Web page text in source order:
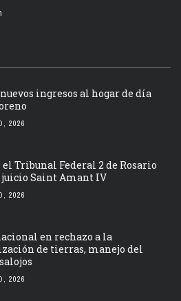
ingresos al hogar de día
2026
el Tribunal Federal 2 de Rosario
juicio Saint Amant IV
2026
en rechazo a la
de tierras, manejo del
2026